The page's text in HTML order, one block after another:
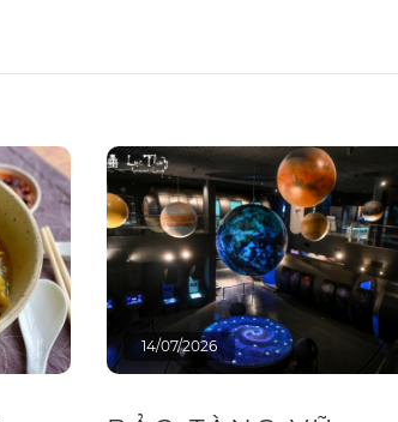
14/07/2026